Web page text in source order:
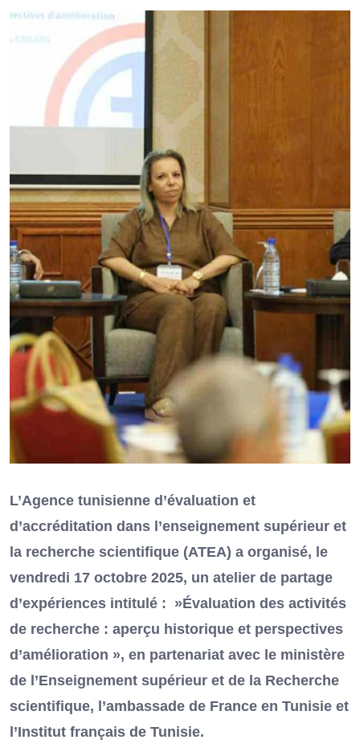
L’Agence tunisienne d’évaluation et
d’accréditation dans l’enseignement supérieur et
la recherche scientifique (ATEA) a organisé, le
vendredi 17 octobre 2025, un atelier de partage
d’expériences intitulé : »Évaluation des activités
de recherche : aperçu historique et perspectives
d’amélioration », en partenariat avec le ministère
de l’Enseignement supérieur et de la Recherche
scientifique, l’ambassade de France en Tunisie et
l’Institut français de Tunisie.